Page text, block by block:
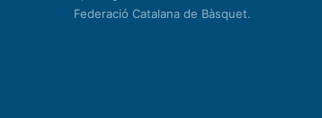
Federació Catalana de Bàsquet.